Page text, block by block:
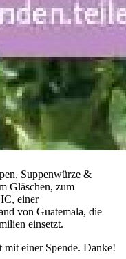
Suppenwürze &
Gläschen, zum
einer
von Guatemala, die
einsetzt.
einer Spende. Danke!